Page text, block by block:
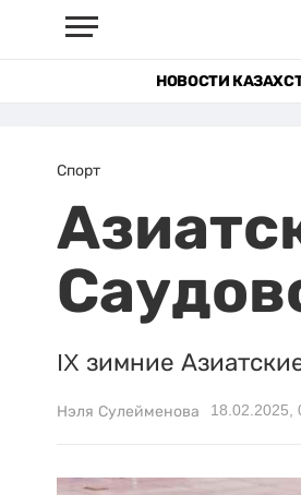
НОВОСТИ
Спорт
IX зимние
Нэля Сулейменова 18.02.2025,